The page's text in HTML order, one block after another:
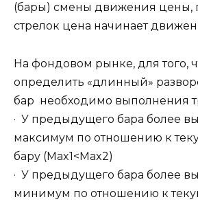
(бары) смены движения цены,
стрелок цена начинает
На фондовом рынке, для того,
определить «длинный»
бар необходимо выполнения
· У предыдущего бара более
максимум по отношению к
бару (Max1<Max2)
· У предыдущего бара более
минимум по отношению к